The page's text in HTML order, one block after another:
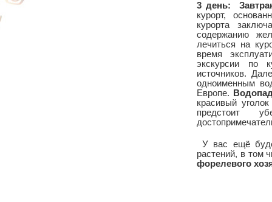
3 день:
курорт,
курорта
содержанию
лечиться на
время
экскурсии по
источников.
одноименным
Европе.
красивый
предстоит
У вас ещё
растений, в том
форелевого